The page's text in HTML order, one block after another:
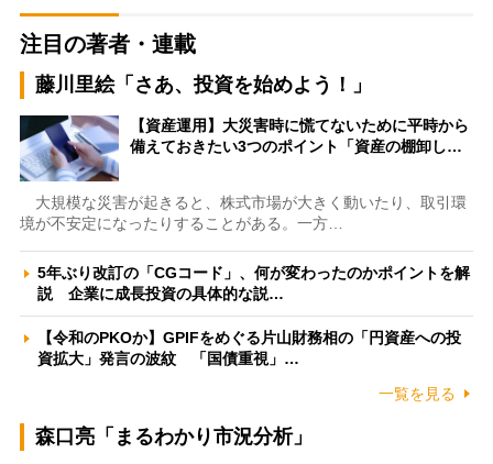
注目の著者・連載
藤川里絵「さあ、投資を始めよう！」
【資産運用】大災害時に慌てないために平時から
備えておきたい3つのポイント「資産の棚卸し…
大規模な災害が起きると、株式市場が大きく動いたり、取引環
境が不安定になったりすることがある。一方…
5年ぶり改訂の「CGコード」、何が変わったのかポイントを解
説 企業に成長投資の具体的な説…
【令和のPKOか】GPIFをめぐる片山財務相の「円資産への投
資拡大」発言の波紋 「国債重視」…
一覧を見る
森口亮「まるわかり市況分析」